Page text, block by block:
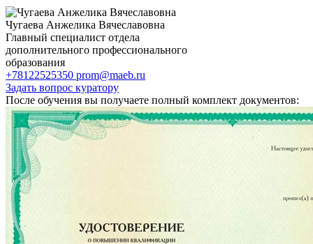
Чугаева Анжелика Вячеславовна
Главный специалист отдела
дополнительного профессионального
образования
+78122525350 prom@maeb.ru
Задать вопрос куратору
После обучения вы получаете полный комплект документов: